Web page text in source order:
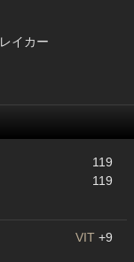
イカー
119
119
VIT +9